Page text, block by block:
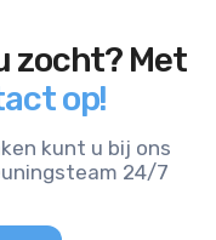
zocht? Met
op!
kunt u bij ons
24/7